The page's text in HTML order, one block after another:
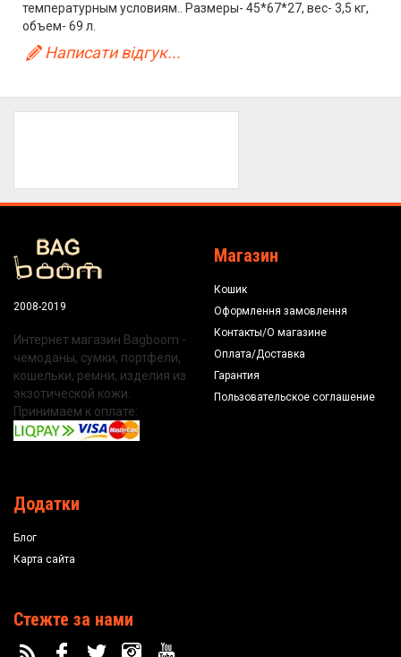
температурным условиям.. Размеры- 45*67*27, вес- 3,5 кг,
объем- 69 л.
Написати відгук...
2008-2019
Интернет магазин Bagboom -
чемоданы, сумки, портфели,
кошельки, ремни, изделия из
экзотической кожи.
Принимаем к оплате:
Магазин
Кошик
Оформлення замовлення
Контакты/О магазине
Оплата/Доставка
Гарантия
Пользовательское соглашение
Додатки
Блог
Карта сайта
Стежте за нами